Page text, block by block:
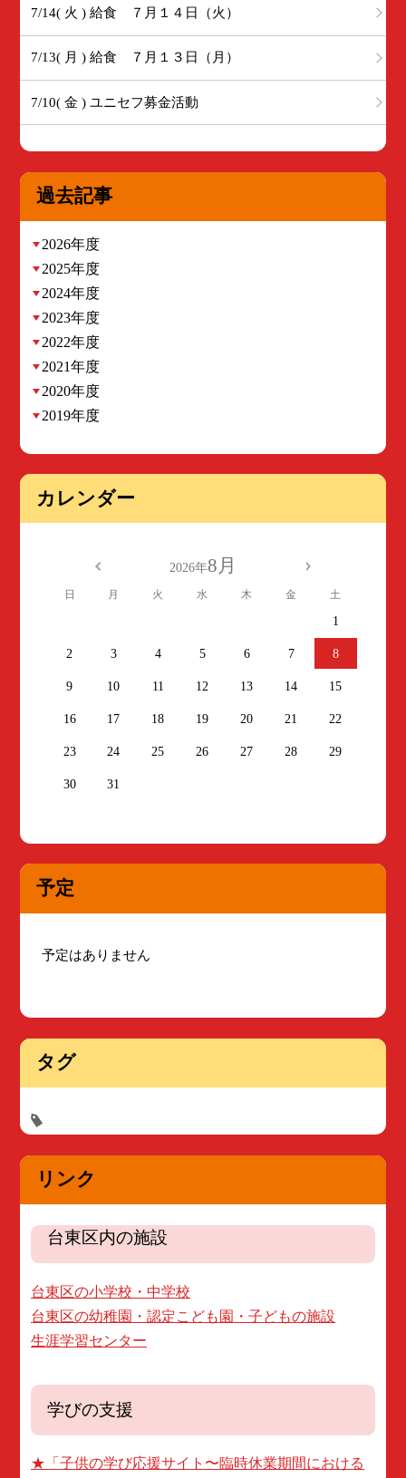
7/14( 火 ) 給食 ７月１４日（火）
7/13( 月 ) 給食 ７月１３日（月）
7/10( 金 ) ユニセフ募金活動
過去記事
2026年度
2025年度
2024年度
2023年度
2022年度
2021年度
2020年度
2019年度
カレンダー
2026年8月
日 月 火 水 木 金 土
1
2 3 4 5 6 7 8
9 10 11 12 13 14 15
16 17 18 19 20 21 22
23 24 25 26 27 28 29
30 31
予定
予定はありません
タグ
リンク
台東区内の施設
台東区の小学校・中学校
台東区の幼稚園・認定こども園・子どもの施設
生涯学習センター
学びの支援
★「子供の学び応援サイト〜臨時休業期間における